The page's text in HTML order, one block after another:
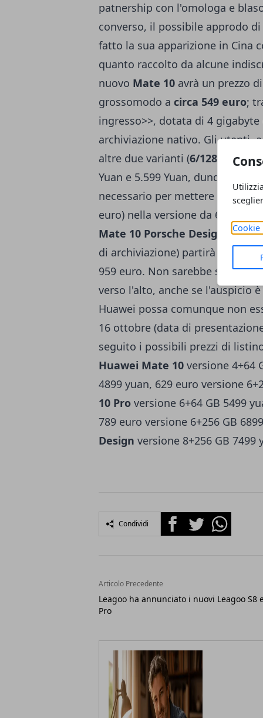
Cookie
patnership con l'omologa e
converso, il possibile approdo di
fatto la sua apparizione in Cina
quanto raccolto da alcune
nuovo Mate 10 avrà un prezzo
grossomodo a circa 549 euro;
ingresso>>, dotata di 4
archiviazione nativo. Gli utenti,
altre due varianti (6/128GB e 6/
Yuan e 5.599 Yuan, dunque
necessario per mettere le mani
euro) nella versione da 6
Mate 10 Porsche Design
di archiviazione) partirà invece
959 euro. Non sarebbe
verso l'alto, anche se l'auspicio
Huawei possa comunque non
16 ottobre (data di
seguito i possibili prezzi di
Huawei Mate 10 versione 4+64
4899 yuan, 629 euro versione
10 Pro versione 6+64 GB 5499
789 euro versione 6+256 GB
Design versione 8+256 GB 7499
Condividi FacebookTwitterWhatsapp
Articolo Precedente
Leagoo ha annunciato i nuovi Leagoo S8
Pro